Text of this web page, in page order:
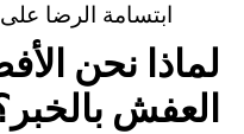
ابتسامة الرضا
لماذا نحن
العفش